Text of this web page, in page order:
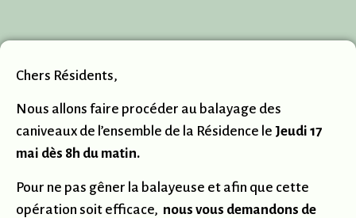
Chers Résidents,
Nous allons faire procéder au balayage des
caniveaux de l’ensemble de la Résidence le Jeudi 17
mai dès 8h du matin.
Pour ne pas gêner la balayeuse et afin que cette
opération soit efficace, nous vous demandons de